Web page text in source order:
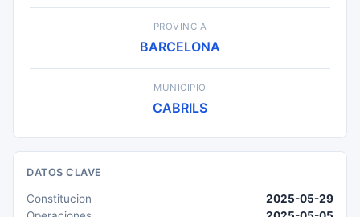
PROVINCIA
BARCELONA
MUNICIPIO
CABRILS
DATOS CLAVE
Constitucion
2025-05-29